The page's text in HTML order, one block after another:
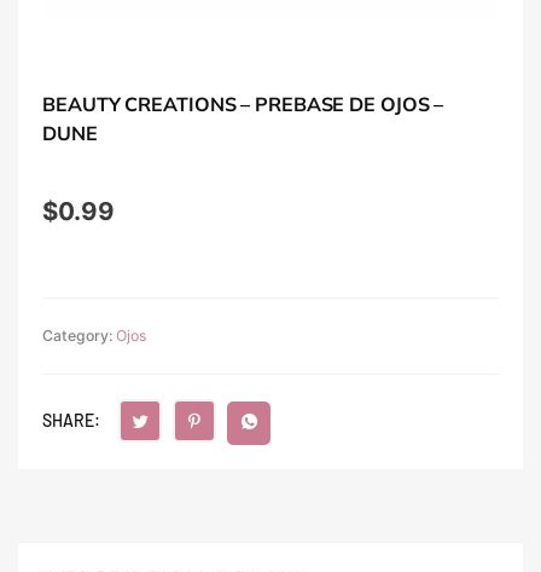
BEAUTY CREATIONS – PREBASE DE OJOS –
DUNE
$0.99
Category: Ojos
SHARE: